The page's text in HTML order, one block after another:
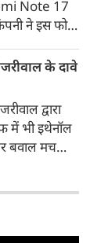
वेबसाइट के
आने वाले समय
उपलब्ध
Note 17
ने इस फोन
की बड़ी बैटरी
है। फोन में
गया है।
Note 17 में
7i
हैं।
के दावे
द्वारा
में भी इथेनॉल
बवाल मच
योजना नहीं